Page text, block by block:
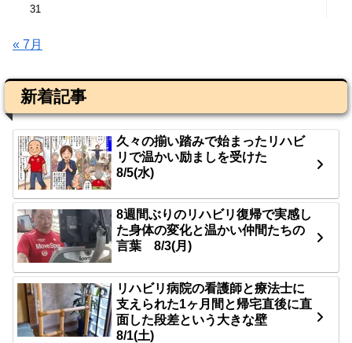
31
« 7月
新着記事
久々の揃い踏みで始まったリハビ
リで温かい励ましを受けた
8/5(水)
8週間ぶりのリハビリ復帰で実感し
た身体の変化と温かい仲間たちの
言葉 8/3(月)
リハビリ病院の看護師と療法士に
支えられた1ヶ月間と帰宅直後に直
面した段差という大きな壁
8/1(土)